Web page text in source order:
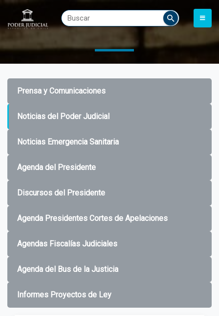
Prensa y Comunicaciones
Noticias del Poder Judicial
Noticias Emergencia Sanitaria
Agenda del Presidente
Discursos del Presidente
Agenda Presidentes Cortes de Apelaciones
Agendas Fiscalías Judiciales
Agenda del Bus de la Justicia
Informes Proyectos de Ley